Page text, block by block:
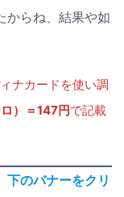
からね、結果や如
ナカードを使い調
）＝147円で記載
下のバナーをクリ